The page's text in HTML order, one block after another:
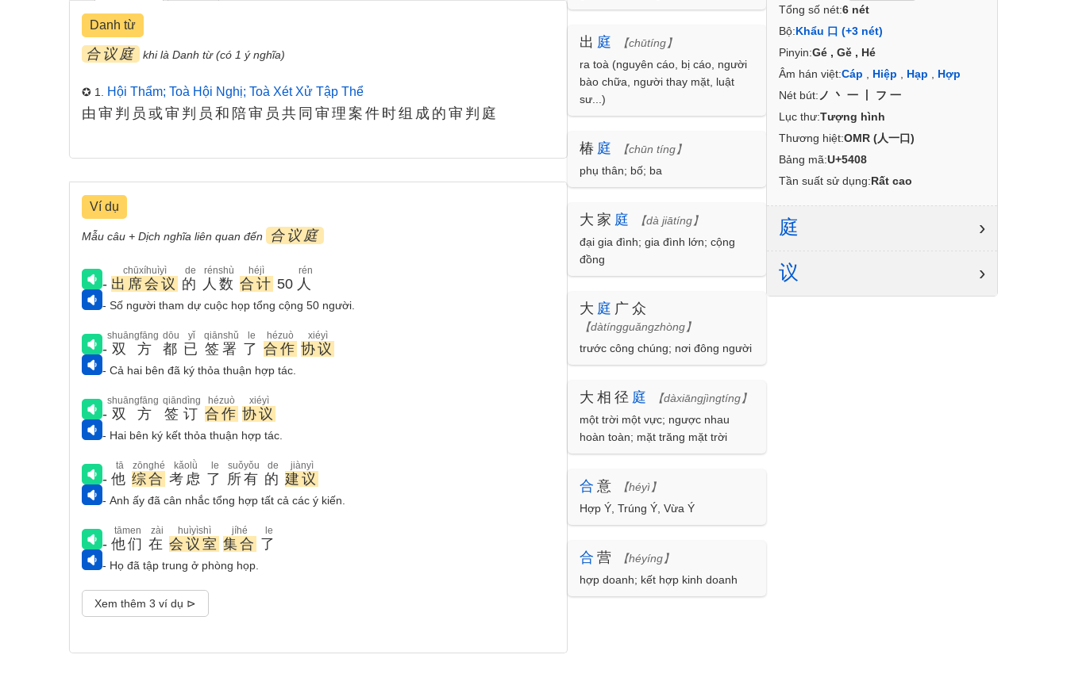
Danh từ
合议庭 khi là Danh từ (có 1 ý nghĩa)
✪ 1. Hội Thẩm; Toà Hội Nghị; Toà Xét Xử Tập Thể
由审判员或审判员和陪审员共同审理案件时组成的审判庭
Ví dụ
Mẫu câu + Dịch nghĩa liên quan đến 合议庭
- 出席会议
chūxíhuìyì
的
de
人数
rénshù
合计
héjì
50 人
rén
- Số người tham dự cuộc họp tổng cộng 50 người.
- 双方
shuāngfāng
都
dōu
已
yǐ
签署
qiānshǔ
了
le
合作
hézuò
协议
xiéyì
- Cả hai bên đã ký thỏa thuận hợp tác.
- 双方
shuāngfāng
签订
qiāndìng
合作
hézuò
协议
xiéyì
- Hai bên ký kết thỏa thuận hợp tác.
- 他
tā
综合
zōnghé
考虑
kǎolǜ
了
le
所有
suǒyǒu
的
de
建议
jiànyì
- Anh ấy đã cân nhắc tổng hợp tất cả các ý kiến.
- 他们
tāmen
在
zài
会议室
huìyìshì
集合
jíhé
了
le
- Họ đã tập trung ở phòng họp.
Xem thêm 3 ví dụ ⊳
出 庭
【chūtíng】
ra toà (nguyên cáo, bị cáo, người
bào chữa, người thay mặt, luật
sư...)
椿 庭
【chūn tíng】
phụ thân; bố; ba
大家 庭
【dà jiātíng】
đại gia đình; gia đình lớn; cộng
đồng
大 庭 广众
【dàtíngguǎngzhòng】
trước công chúng; nơi đông người
大相径 庭
【dàxiāngjìngtíng】
một trời một vực; ngược nhau
hoàn toàn; mặt trăng mặt trời
合 意
【héyì】
Hợp Ý, Trúng Ý, Vừa Ý
合 营
【héyíng】
hợp doanh; kết hợp kinh doanh
Tổng số nét:6 nét
Bộ:Khẩu 口 (+3 nét)
Pinyin:Gé , Gě , Hé
Âm hán việt:Cáp Hiệp Hạp
Hợp
Nét bút: ノ丶一丨フ一
Lục thư:Tượng hình
Thương hiệt:OMR (人一口)
Bảng mã:U+5408
Tần suất sử dụng:Rất cao
庭 ›
议 ›